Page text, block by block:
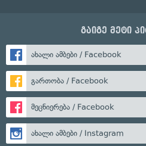
გაიგე მეტი
ახალი ამბები / Facebook
გართობა / Facebook
მეცნიერება / Facebook
ახალი ამბები / Instagram